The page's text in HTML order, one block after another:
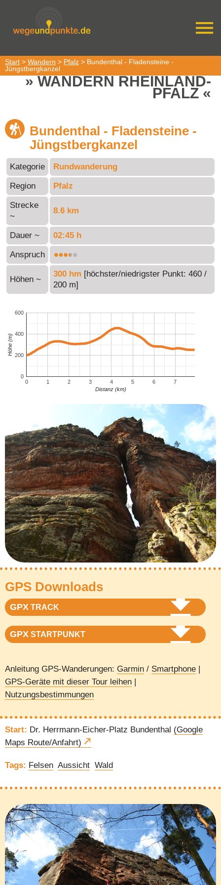
Start > Wandern > Pfalz > Bundenthal - Fladensteine -
Jüngstbergkanzel
WANDERN RHEINLAND-
PFALZ
Bundenthal - Fladensteine -
Jüngstbergkanzel
Kategorie Rundwanderung
Region Pfalz
Strecke
~
8.6 km
Dauer ~ 02:45 h
Anspruch
Höhen ~
300 hm [höchster/niedrigster Punkt: 460 /
200 m]
0 1 2 3 4 5 6 7
0
200
400
600
Distanz (km)
Höhe (m)
GPS Downloads
GPX TRACK
GPX STARTPUNKT
Anleitung GPS-Wanderungen: Garmin / Smartphone
GPS-Geräte mit dieser Tour leihen
Nutzungsbestimmungen
Start: Dr. Herrmann-Eicher-Platz Bundenthal (Google
Maps Route/Anfahrt)
Tags: Felsen Aussicht Wald